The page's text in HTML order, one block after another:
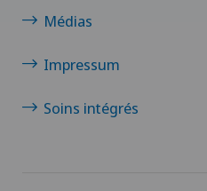
Médias
Impressum
Soins intégrés